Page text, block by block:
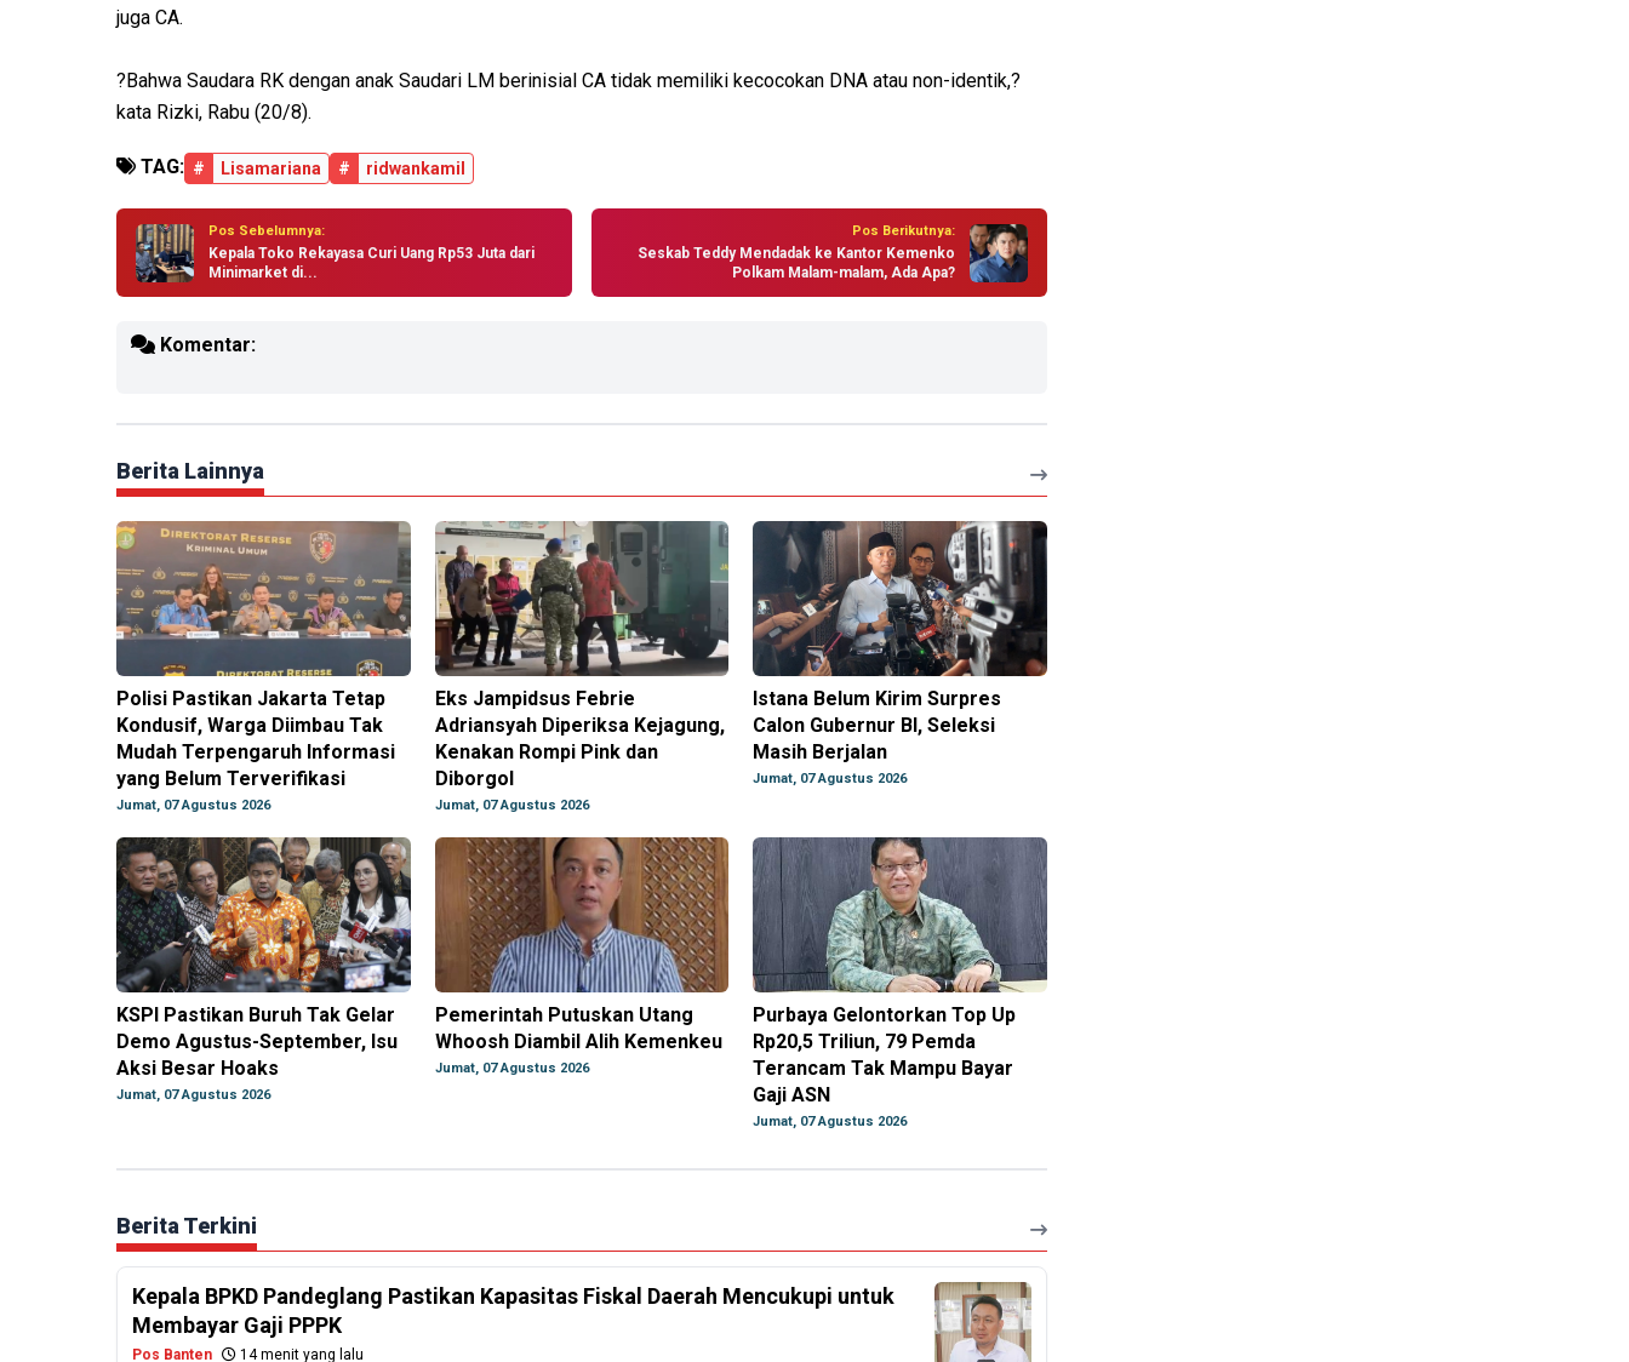
juga CA.
?Bahwa Saudara RK dengan anak Saudari LM berinisial CA tidak memiliki kecocokan DNA atau non-identik,?
kata Rizki, Rabu (20/8).
TAG: # Lisamariana # ridwankamil
Pos Sebelumnya:
Kepala Toko Rekayasa Curi Uang Rp53 Juta dari
Minimarket di...
Pos Berikutnya:
Seskab Teddy Mendadak ke Kantor Kemenko
Polkam Malam-malam, Ada Apa?
Komentar:
Berita Lainnya
Polisi Pastikan Jakarta Tetap
Kondusif, Warga Diimbau Tak
Mudah Terpengaruh Informasi
yang Belum Terverifikasi
Jumat, 07 Agustus 2026
Eks Jampidsus Febrie
Adriansyah Diperiksa Kejagung,
Kenakan Rompi Pink dan
Diborgol
Jumat, 07 Agustus 2026
Istana Belum Kirim Surpres
Calon Gubernur BI, Seleksi
Masih Berjalan
Jumat, 07 Agustus 2026
KSPI Pastikan Buruh Tak Gelar
Demo Agustus-September, Isu
Aksi Besar Hoaks
Jumat, 07 Agustus 2026
Pemerintah Putuskan Utang
Whoosh Diambil Alih Kemenkeu
Jumat, 07 Agustus 2026
Purbaya Gelontorkan Top Up
Rp20,5 Triliun, 79 Pemda
Terancam Tak Mampu Bayar
Gaji ASN
Jumat, 07 Agustus 2026
Berita Terkini
Kepala BPKD Pandeglang Pastikan Kapasitas Fiskal Daerah Mencukupi untuk
Membayar Gaji PPPK
Pos Banten 14 menit yang lalu